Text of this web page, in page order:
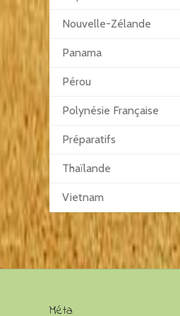
Nouvelle-Zélande
Panama
Pérou
Polynésie Française
Préparatifs
Thaïlande
Vietnam
Méta